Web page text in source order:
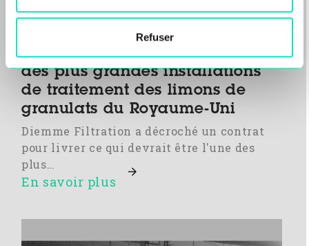
Refuser
Diemme Filtration va livrer l’une
des plus grandes installations
de traitement des limons de
granulats du Royaume-Uni
Diemme Filtration a décroché un contrat
pour livrer ce qui devrait être l'une des
plus…
En savoir plus